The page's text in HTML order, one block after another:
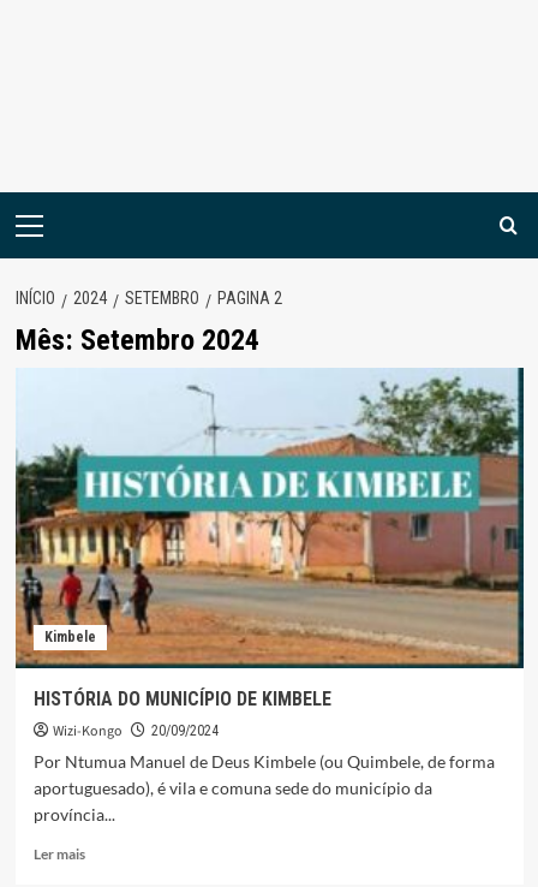
Menu
INÍCIO 2024 SETEMBRO PAGINA 2
Mês: Setembro 2024
Kimbele
HISTÓRIA DO MUNICÍPIO DE KIMBELE
Wizi-Kongo 20/09/2024
Por Ntumua Manuel de Deus Kimbele (ou Quimbele, de forma
aportuguesado), é vila e comuna sede do município da
província...
Ler maisLeia